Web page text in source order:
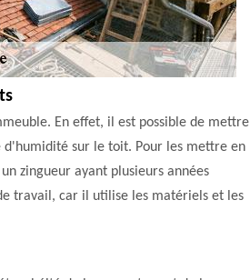
En effet, il est possible de mettre
d'humidité sur le toit. Pour les mettre en
zingueur ayant plusieurs années
travail, car il utilise les matériels et les